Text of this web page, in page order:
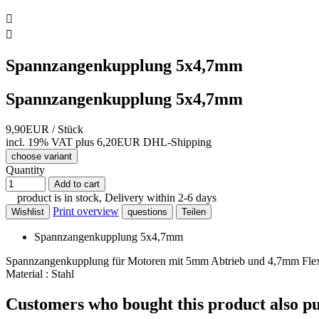


Spannzangenkupplung 5x4,7mm
Spannzangenkupplung 5x4,7mm
9,90EUR / Stück
incl. 19% VAT plus 6,20EUR DHL-Shipping
choose variant
Quantity
Add to cart
product is in stock, Delivery within 2-6 days
Wishlist Print overview questions Teilen
Spannzangenkupplung 5x4,7mm
Spannzangenkupplung für Motoren mit 5mm Abtrieb und 4,7mm
Material : Stahl
Customers who bought this product also